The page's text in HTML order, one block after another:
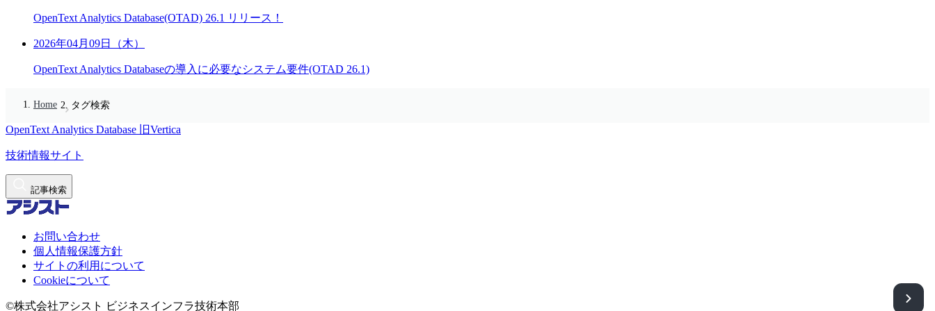
OpenText Analytics Database(OTAD) 26.1 リリース！
2026年04月09日（木）
OpenText Analytics Databaseの導入に必要なシステム要件(OTAD 26.1)
Home タグ検索
OpenText Analytics Database 旧Vertica
技術情報サイト
記事検索
お問い合わせ
個人情報保護方針
サイトの利用について
Cookieについて
©株式会社アシスト ビジネスインフラ技術本部